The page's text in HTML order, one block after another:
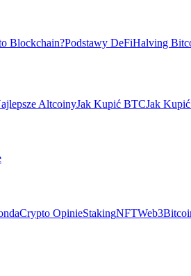
Blockchain?Podstawy DeFiHalving
AltcoinyJak Kupić BTCJak
OpinieStakingNFTWeb3